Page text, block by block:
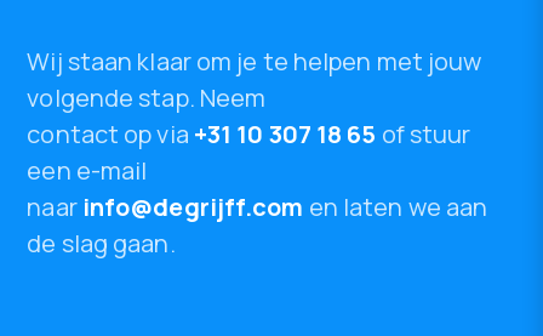
Wij staan klaar om je te helpen met jouw
volgende stap. Neem
contact op via +31 10 307 18 65 of stuur
een e-mail
naar info@degrijff.com en laten we aan
de slag gaan.